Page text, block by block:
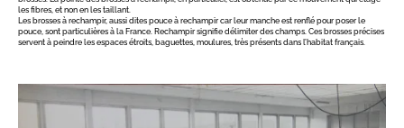
les fibres, et non en les taillant.
Les brosses à rechampir, aussi dites pouce à rechampir car leur manche est renflé pour poser le
pouce, sont particulières à la France. Rechampir signifie délimiter des champs. Ces brosses précises
servent à peindre les espaces étroits, baguettes, moulures, très présents dans l’habitat français.